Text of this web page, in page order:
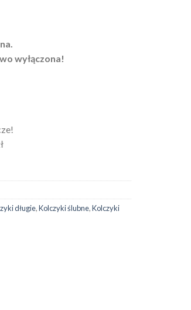
wyłączona!
długie,Kolczyki ślubne,Kolczyki